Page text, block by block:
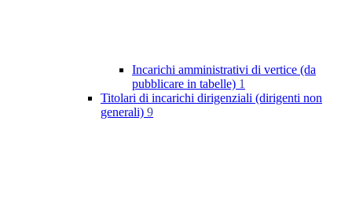
Incarichi amministrativi di vertice (da
pubblicare in tabelle) 1
Titolari di incarichi dirigenziali (dirigenti non
generali) 9